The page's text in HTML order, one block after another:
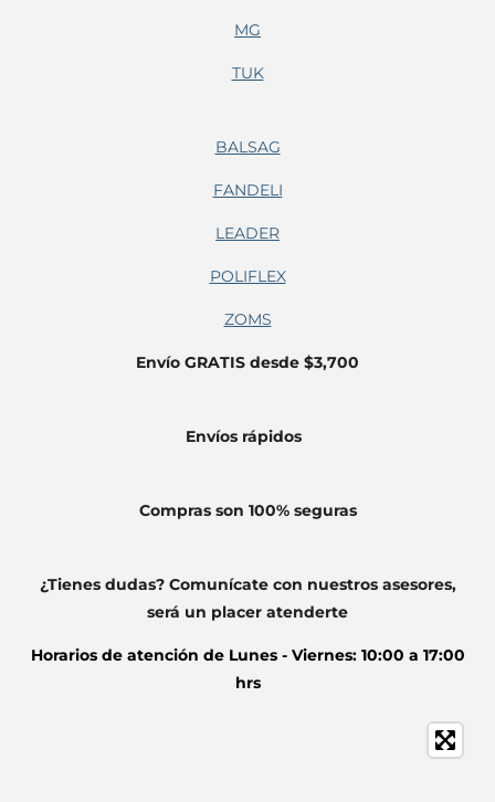
MG
TUK
BALSAG
FANDELI
LEADER
POLIFLEX
ZOMS
Envío GRATIS desde $3,700
Envíos rápidos
Compras son 100% seguras
¿Tienes dudas? Comunícate con nuestros asesores,
será un placer atenderte
Horarios de atención de Lunes - Viernes: 10:00 a 17:00
hrs